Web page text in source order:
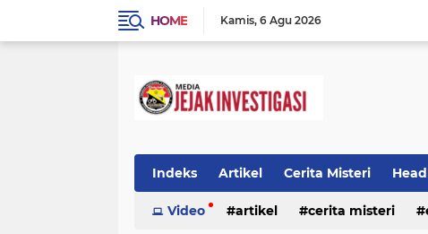
HOME Kamis 6 Agu 2026
Indeks Artikel Cerita Misteri
Prestasi Ragam Info Seputar
Video artikel cerita misteri